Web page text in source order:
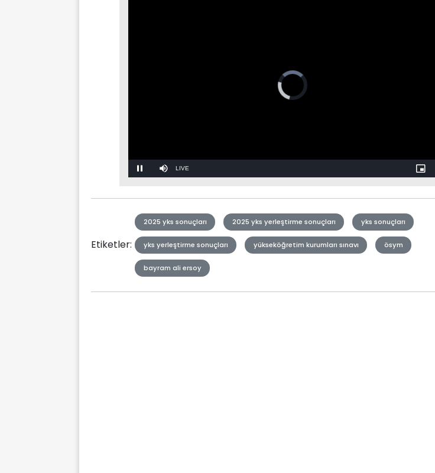
Pause Mute Stream
LIVE
Picture-
in-
Etiketler:
2025 yks sonuçları 2025 yks yerleştirme sonuçları yks sonuçları
yks yerleştirme sonuçları yükseköğretim kurumları sınavı ösym
bayram ali ersoy